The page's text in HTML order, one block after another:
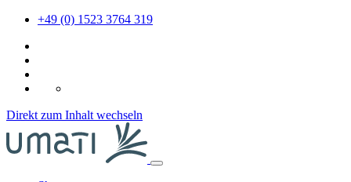
+49 (0) 1523 3764 319
Direkt zum Inhalt wechseln